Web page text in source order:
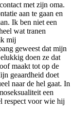
met zijn oma.
aan te gaan en
Ik ben niet een
wat tranen
mij
geweest dat mijn
doen ze dat
maakt tot op de
geaardheid doet
naar de hel gaat. In
een
respect voor wie hij